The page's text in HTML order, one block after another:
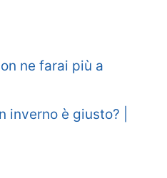
ne farai più a
inverno è giusto? |